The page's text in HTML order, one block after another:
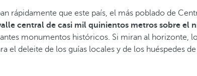
rápidamente que este país, el más poblado de
central de casi mil quinientos metros sobre el
monumentos históricos. Si miran al
el deleite de los guías locales y de los huéspedes